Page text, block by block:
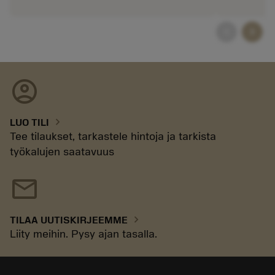
account_circle
LUO TILI chevron_right
Tee tilaukset, tarkastele hintoja ja tarkista
työkalujen saatavuus
mail
TILAA UUTISKIRJEEMME chevron_right
Liity meihin. Pysy ajan tasalla.